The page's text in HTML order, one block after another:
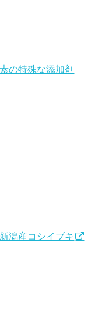
の特殊な添加剤
潟産コシイブキ